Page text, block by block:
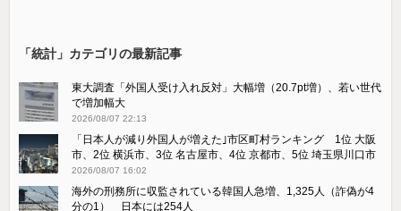
「統計」カテゴリの最新記事
東大調査「外国人受け入れ反対」大幅増（20.7pt増）、若い世代
で増加幅大
2026/08/07 22:13
「日本人が減り外国人が増えた｣市区町村ランキング 1位 大阪
市、2位 横浜市、3位 名古屋市、4位 京都市、5位 埼玉県川口市
2026/08/07 16:02
海外の刑務所に収監されている韓国人急増、1,325人（詐偽が4
分の1） 日本には254人